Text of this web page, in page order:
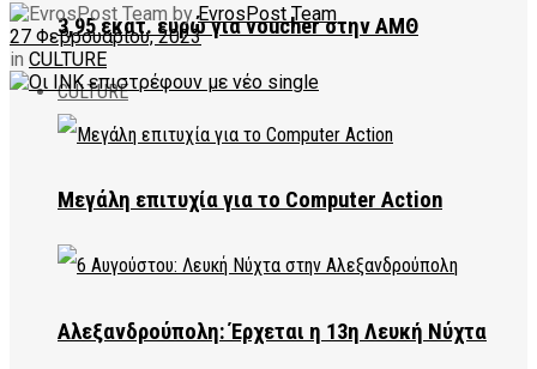
3,95 εκατ. ευρώ για voucher στην ΑΜΘ
CULTURE
Μεγάλη επιτυχία για το Computer Action
Αλεξανδρούπολη: Έρχεται η 13η Λευκή Νύχτα
by EvrosPost Team
27 Φεβρουαρίου, 2023
in CULTURE